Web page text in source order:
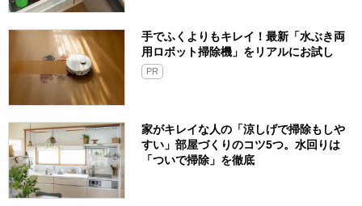
手でふくよりもキレイ！最新「水ぶき両
用ロボット掃除機」をリアルにお試し
PR
家がキレイな人の「涼しげで掃除もしや
すい」部屋づくりのコツ5つ。水回りは
「ついで掃除」を徹底